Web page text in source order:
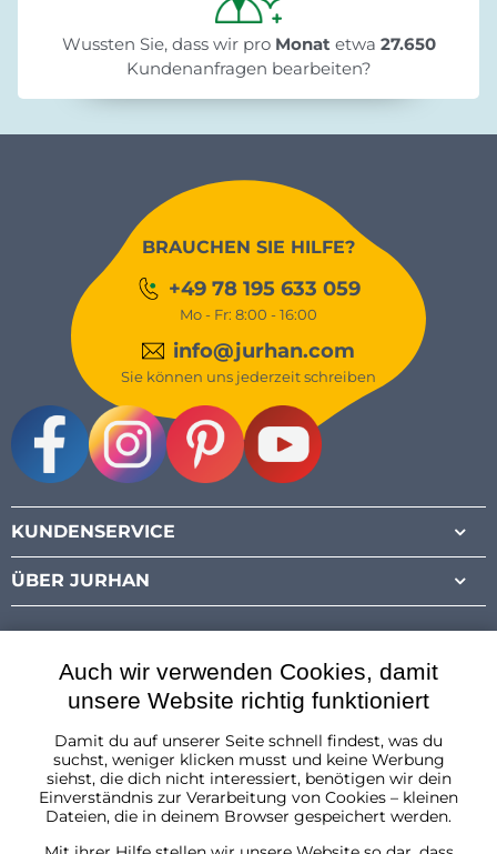
Wussten Sie, dass wir pro Monat etwa 27.650
Kundenanfragen bearbeiten?
BRAUCHEN SIE HILFE?
+49 78 195 633 059
Mo - Fr: 8:00 - 16:00
info@jurhan.com
Sie können uns jederzeit schreiben
KUNDENSERVICE
ÜBER JURHAN
Österreich
Auch wir verwenden Cookies, damit
unsere Website richtig funktioniert
Damit du auf unserer Seite schnell findest, was du
suchst, weniger klicken musst und keine Werbung
siehst, die dich nicht interessiert, benötigen wir dein
Einverständnis zur Verarbeitung von Cookies – kleinen
Dateien, die in deinem Browser gespeichert werden.